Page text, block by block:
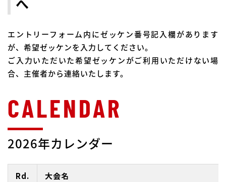
エントリーフォーム内にゼッケン番号記入欄があります
が、希望ゼッケンを入力してください。
ご入力いただいた希望ゼッケンがご利用いただけない場
合、主催者から連絡いたします。
2026年カレンダー
Rd. 大会名